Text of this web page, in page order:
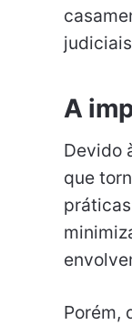
A
Devido
que
Porém,